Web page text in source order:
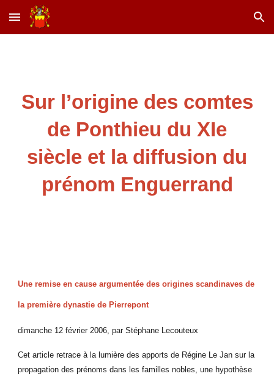
Skip to main content Skip to navigation
Sur l’origine des comtes
de Ponthieu du XIe
siècle et la diffusion du
prénom Enguerrand
Une remise en cause argumentée des origines scandinaves de
la première dynastie de Pierrepont
dimanche 12 février 2006, par Stéphane Lecouteux
Cet article retrace à la lumière des apports de Régine Le Jan sur la
propagation des prénoms dans les familles nobles, une hypothèse